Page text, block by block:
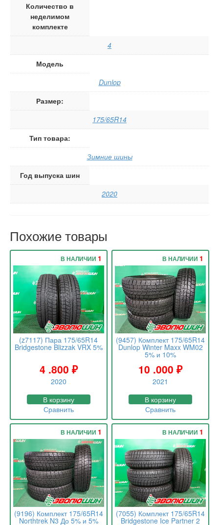
Количество в
неделимом
комплекте
4
Модель
Dunlop
Размер:
175/65R14
Тип товара:
Зимние шины
Год выпуска шин
2020
Похожие товары
(z7117) Пара 175/65R14
Bridgestone Blizzak VRX 5%
4 .800 ₽
2020
В НАЛИЧИИ 1
В корзину
Сравнить
(9457) Комплект 175/65R14
Dunlop Winter Maxx WM02
5% и 10%
10 .000₽
2021
В НАЛИЧИИ 1
В корзину
Сравнить
(9196) Комплект 175/65R14
Northtrek N3 До 5% и 5%
В НАЛИЧИИ 1
(7055) Комплект 175/65R14
Bridgestone Ice Partner 2
В НАЛИЧИИ 1